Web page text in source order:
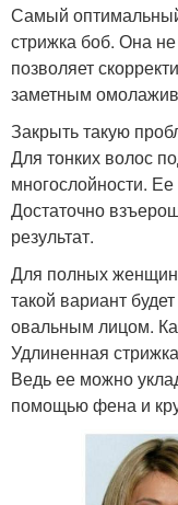
Самый
стрижка боб. Она
позволяет
заметным
Закрыть такую
Для тонких волос
многослойности.
Достаточно
результат.
Для полных женщин
такой вариант
овальным лицом.
Удлиненная
Ведь ее можно
помощью фена и